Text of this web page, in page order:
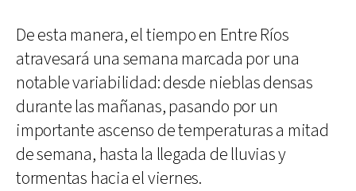
De esta manera, el tiempo en Entre Ríos
atravesará una semana marcada por una
notable variabilidad: desde nieblas densas
durante las mañanas, pasando por un
importante ascenso de temperaturas a mitad
de semana, hasta la llegada de lluvias y
tormentas hacia el viernes.